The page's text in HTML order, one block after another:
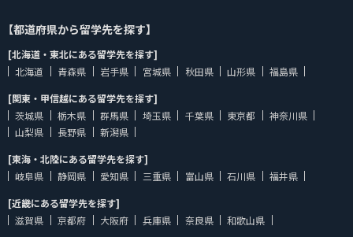
【都道府県から留学先を探す】
[北海道・東北にある留学先を探す]
北海道
青森県 岩手県 宮城県 秋田県 山形県
福島県
[関東・甲信越にある留学先を探す]
茨城県
栃木県 群馬県 埼玉県 千葉県 東京都
神奈川県
山梨県
長野県
新潟県
[東海・北陸にある留学先を探す]
岐阜県
静岡県 愛知県 三重県 富山県 石川県
福井県
[近畿にある留学先を探す]
滋賀県
京都府 大阪府 兵庫県 奈良県
和歌山県